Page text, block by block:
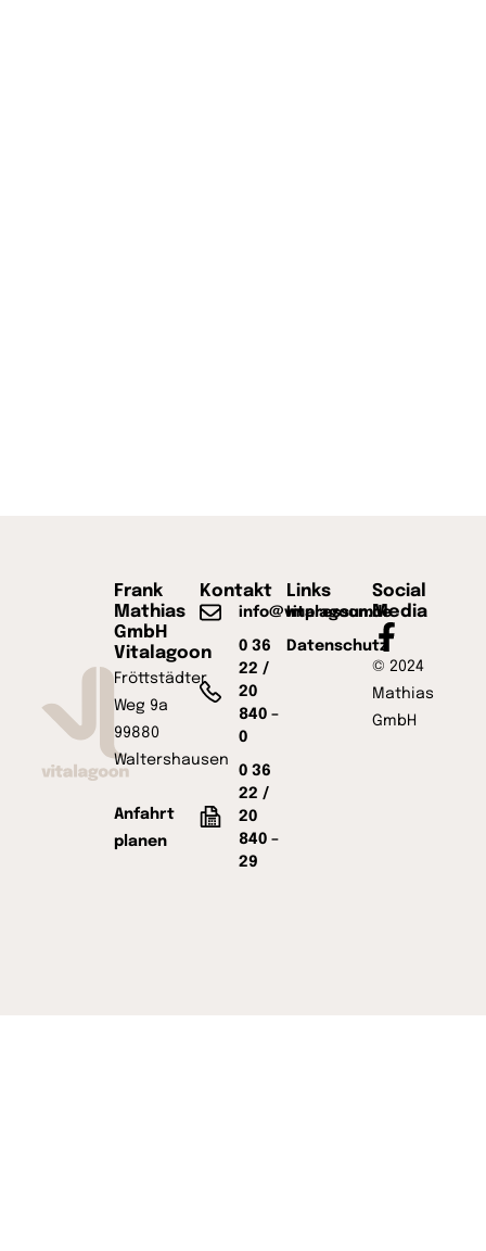
Frank
Mathias
GmbH
Vitalagoon
Fröttstädter
Weg 9a
99880
Waltershausen
Anfahrt
planen
Kontakt
info@vitalagoon.de
0 36
22 /
20
840 –
0
0 36
22 /
20
840 –
29
Links
Impressum
Datenschutz
Social
Media
© 2024
Mathias
GmbH